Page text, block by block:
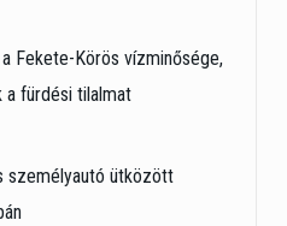
Fekete-Körös vízminősége,
fürdési tilalmat
személyautó ütközött